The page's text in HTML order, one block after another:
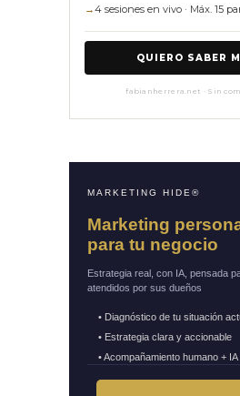
→4 sesiones en vivo · Máx. 15
QUIERO SABER
fabianherrera.net · Sin
MARKETING HIDE®
Marketing
para tu negocio
Estrategia real, con IA, pensada
atendidos por sus dueños
• Diagnóstico de tu situación
• Estrategia clara y accionable
• Acompañamiento humano + IA